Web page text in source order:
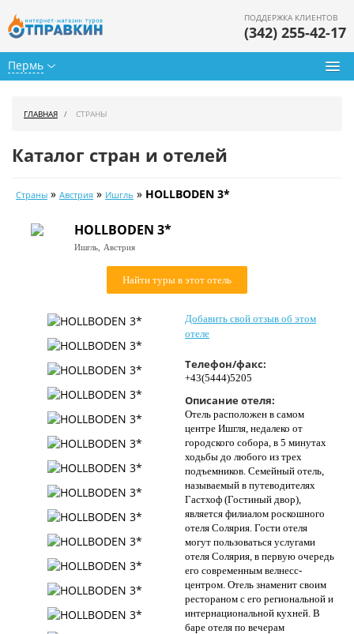
Пермь
ПОДДЕРЖКА КЛИЕНТОВ
(342) 255-42-17
Календарь туров
Цены дня
Контакты
ГЛАВНАЯ СТРАНЫ
Каталог стран и отелей
Страны » Австрия » Ишгль » HOLLBODEN 3*
HOLLBODEN 3*
Ишгль, Австрия
Найти туры в этот отель
Добавить свой отзыв об этом
отеле
Телефон/факс:
+43(5444)5205
Описание отеля:
Отель расположен в самом
центре Ишгля, недалеко от
городского собора, в 5 минутах
ходьбы до любого из трех
подъемников. Семейный отель,
называемый в путеводителях
Гастхоф (Гостиный двор),
является филиалом роскошного
отеля Солярия. Гости отеля
могут пользоваться услугами
отеля Солярия, в первую очередь
его современным велнесс-
центром. Отель знаменит своим
рестораном с его региональной и
интернациональной кухней. В
баре отеля по вечерам